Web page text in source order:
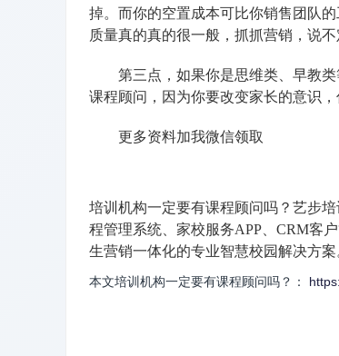
掉。而你的空置成本可比你销售团队
质量真的真的很一般，抓抓营销，说不
第三点，如果你是思维类、早教类
课程顾问，因为你要改变家长的意识
更多资料加我微信领取
培训机构一定要有课程顾问吗？艺步
程管理系统、家校服务APP、CRM客
生营销一体化的专业智慧校园解决方案
本文培训机构一定要有课程顾问吗？：